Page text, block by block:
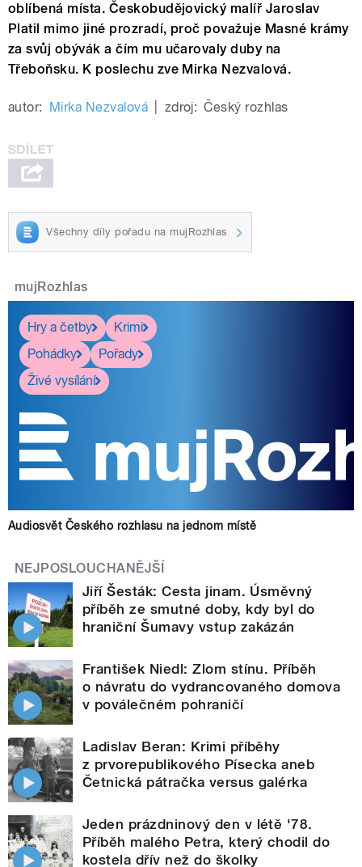
oblíbená místa. Českobudějovický malíř Jaroslav
Platil mimo jiné prozradí, proč považuje Masné krámy
za svůj obývák a čím mu učarovaly duby na
Třeboňsku. K poslechu zve Mirka Nezvalová.
autor: Mirka Nezvalová zdroj: Český rozhlas
Všechny díly pořadu na mujRozhlas
mujRozhlas
Hry a četby
Krimi
Pohádky
Pořady
Živé vysílání
Audiosvět Českého rozhlasu na jednom místě
NEJPOSLOUCHANĚJŠÍ
Jiří Šesták: Cesta jinam. Úsměvný
příběh ze smutné doby, kdy byl do
hraniční Šumavy vstup zakázán
František Niedl: Zlom stínu. Příběh
o návratu do vydrancovaného domova
v poválečném pohraničí
Ladislav Beran: Krimi příběhy
z prvorepublikového Písecka aneb
Četnická pátračka versus galérka
Jeden prázdninový den v létě '78.
Příběh malého Petra, který chodil do
kostela dřív než do školky